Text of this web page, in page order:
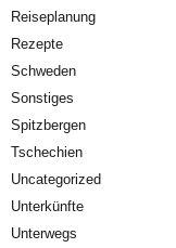
Reiseplanung
Rezepte
Schweden
Sonstiges
Spitzbergen
Tschechien
Uncategorized
Unterkünfte
Unterwegs